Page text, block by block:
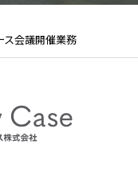
ス会議開催業務